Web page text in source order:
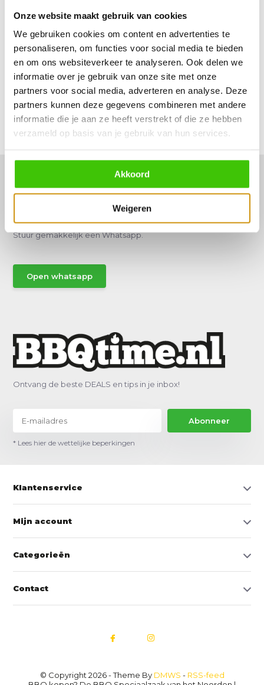
Onze website maakt gebruik van cookies
We gebruiken cookies om content en advertenties te
personaliseren, om functies voor social media te bieden
en om ons websiteverkeer te analyseren. Ook delen we
informatie over je gebruik van onze site met onze
partners voor social media, adverteren en analyse. Deze
partners kunnen deze gegevens combineren met andere
informatie die je aan ze heeft verstrekt of die ze hebben
verzameld op basis van je gebruik van hun services.
Akkoord
Weigeren
Productomschrijving
Specificaties
Reviews
Delen
Hulp of advies nodig?
Vraag het een van onze specialisten!
Stuur gemakkelijk een Whatsapp.
Open whatsapp
Ontvang de beste DEALS en tips in je inbox!
Abonneer
* Lees hier de wettelijke beperkingen
Klantenservice
Mijn account
Categorieën
Contact
© Copyright 2026 - Theme By DMWS - RSS-feed